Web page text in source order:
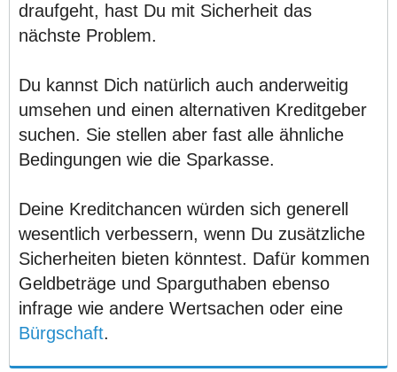
draufgeht, hast Du mit Sicherheit das
nächste Problem.
Du kannst Dich natürlich auch anderweitig
umsehen und einen alternativen Kreditgeber
suchen. Sie stellen aber fast alle ähnliche
Bedingungen wie die Sparkasse.
Deine Kreditchancen würden sich generell
wesentlich verbessern, wenn Du zusätzliche
Sicherheiten bieten könntest. Dafür kommen
Geldbeträge und Sparguthaben ebenso
infrage wie andere Wertsachen oder eine
Bürgschaft.